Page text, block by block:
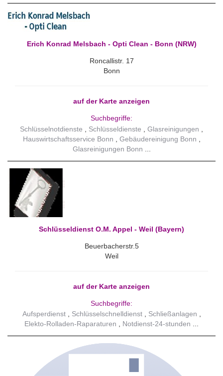
Erich Konrad Melsbach - Opti Clean - Bonn (NRW)
Roncallistr. 17
Bonn
auf der Karte anzeigen
Suchbegriffe:
Schlüsselnotdienste
Schlüsseldienste
Glasreinigungen
Hauswirtschaftsservice Bonn
Gebäudereinigung Bonn
Glasreinigungen Bonn
Schlüsseldienst O.M. Appel - Weil (Bayern)
Beuerbacherstr.5
Weil
auf der Karte anzeigen
Suchbegriffe:
Aufsperdienst
Schlüsselschnelldienst
Schließanlagen
Elekto-Rolladen-Raparaturen
Notdienst-24-stunden